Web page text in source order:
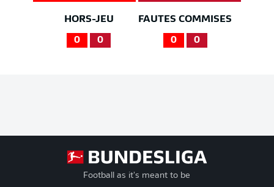
HORS-JEU
0 0
FAUTES COMMISES
0 0
Football as it's meant to be